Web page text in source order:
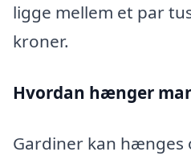
ligge mellem et par
kroner.
Hvordan hænger
Gardiner kan